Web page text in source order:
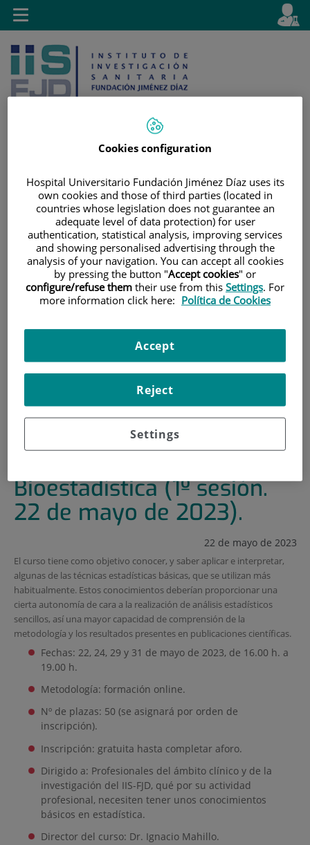
Saltar al contenido
contenido
activo
es
Toggle
navigation
INICIO|FORMACIÓN Y EMPLEO
PLAN DE FORMACIÓN
|CURSO BÁSICO DE BIOESTADÍSTICA (2º SESIÓN. 24 DE
|CURSO BÁSICO DE BIOESTADÍSTICA (1º SESIÓN. 22 DE
Bioestadística (1º sesión.
22 de mayo de 2023).
22 de mayo de 2023
El curso tiene como objetivo conocer, y saber aplicar e interpretar,
algunas de las técnicas estadísticas básicas, que se utilizan más
habitualmente. Estos conocimientos deberían proporcionar una
cierta autonomía de cara a la realización de análisis estadísticos
sencillos, así una mayor capacidad de comprensión de la
metodología y los resultados presentes en publicaciones científicas.
Fechas: 22, 24, 29 y 31 de mayo de 2023, de 16.00 h. a
19.00 h.
Metodología: formación online.
Nº de plazas: 50 (se asignará por orden de
inscripción).
Inscripción: gratuita hasta completar aforo.
Dirigido a: Profesionales del ámbito clínico y de la
investigación del IIS-FJD, qué por su actividad
profesional, necesiten tener unos conocimientos
básicos en estadística.
Director del curso: Dr. Ignacio Mahillo.
Cookies configuration
Hospital Universitario Fundación Jiménez Díaz uses its
own cookies and those of third parties (located in
countries whose legislation does not guarantee an
adequate level of data protection) for user
authentication, statistical analysis, improving services
and showing personalised advertising through the
analysis of your navigation. You can accept all cookies
by pressing the button "Accept cookies" or
configure/refuse them their use from this Settings. For
more information click here: Política de Cookies
Settings
Reject
Accept